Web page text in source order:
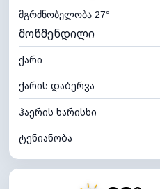
ნამის წერტილი
ხილვადობა
განათების ინდექსი
ღრუბლის სიმაღლე
მგრძნობელობა 27°
მოწმენდილი
ქარი
ქარის დაბერვა
ჰაერის ხარისხი
ტენიანობა